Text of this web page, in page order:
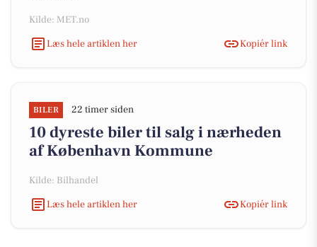
Kilde: MET.no
Læs hele artiklen her
Kopiér link
BILER 22 timer siden
10 dyreste biler til salg i nærheden
af København Kommune
Kilde: Bilhandel
Læs hele artiklen her
Kopiér link